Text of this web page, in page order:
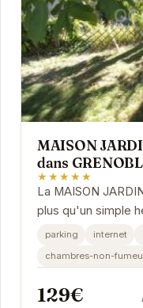
MAISON
dans
★★★★★
La MAISON
plus qu'un simple
expérience. Le
parking internet
chambres-non-
129€